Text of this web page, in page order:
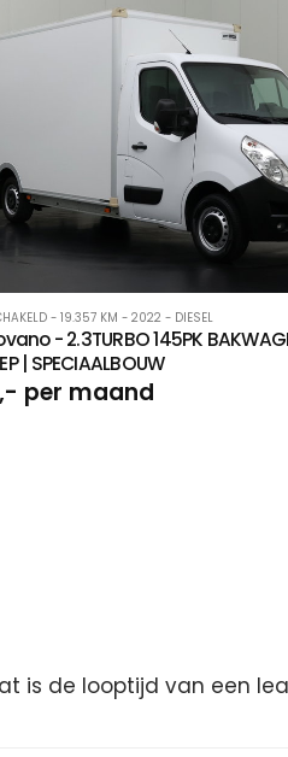
- 19.357 KM - 2022 - DIESEL
- 2.3TURBO 145PK
| SPECIAALBOUW
per maand
is de looptijd van een